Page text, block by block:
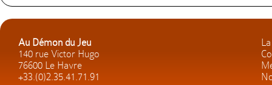
Au Démon du Jeu
140 rue Victor Hugo
76600 Le Havre
+33.(0)2.35.41.71.91